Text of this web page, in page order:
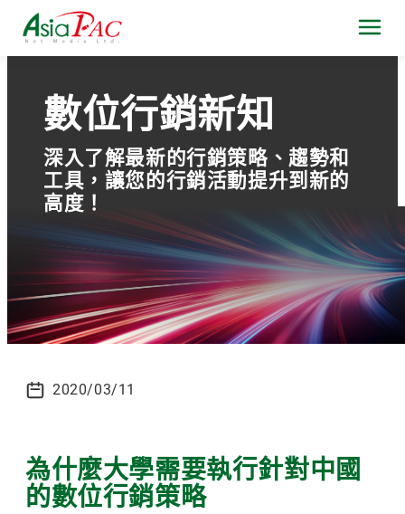
數位行銷新知
深入了解最新的行銷策略、趨勢和
工具，讓您的行銷活動提升到新的
高度！
2020/03/11
為什麼大學需要執行針對中國
的數位行銷策略